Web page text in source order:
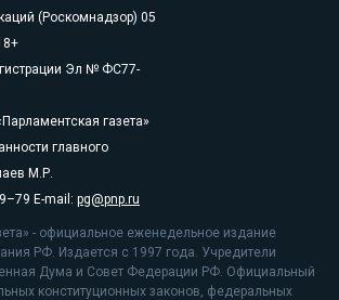
(Роскомнадзор) 05
Эл № ФС77-
газета»
главного
М.Р.
E-mail: pg@pnp.ru
- официальное еженедельное издание
РФ. Издается с 1997 года. Учредители
Дума и Совет Федерации РФ. Официальный
конституционных законов, федеральных